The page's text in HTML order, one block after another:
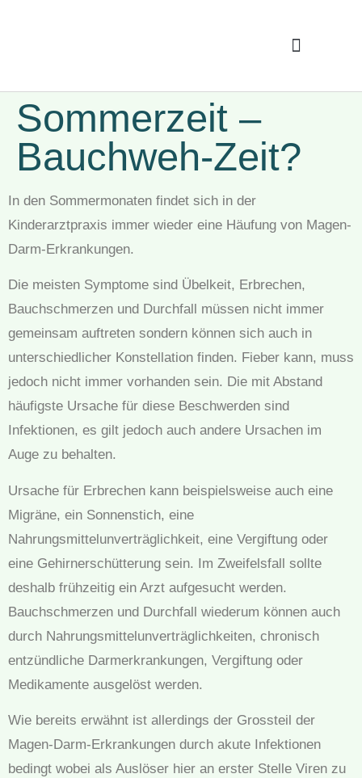
Sommerzeit –
Bauchweh-Zeit?
In den Sommermonaten findet sich in der
Kinderarztpraxis immer wieder eine Häufung von Magen-
Darm-Erkrankungen.
Die meisten Symptome sind Übelkeit, Erbrechen,
Bauchschmerzen und Durchfall müssen nicht immer
gemeinsam auftreten sondern können sich auch in
unterschiedlicher Konstellation finden. Fieber kann, muss
jedoch nicht immer vorhanden sein. Die mit Abstand
häufigste Ursache für diese Beschwerden sind
Infektionen, es gilt jedoch auch andere Ursachen im
Auge zu behalten.
Ursache für Erbrechen kann beispielsweise auch eine
Migräne, ein Sonnenstich, eine
Nahrungsmittelunverträglichkeit, eine Vergiftung oder
eine Gehirnerschütterung sein. Im Zweifelsfall sollte
deshalb frühzeitig ein Arzt aufgesucht werden.
Bauchschmerzen und Durchfall wiederum können auch
durch Nahrungsmittelunverträglichkeiten, chronisch
entzündliche Darmerkrankungen, Vergiftung oder
Medikamente ausgelöst werden.
Wie bereits erwähnt ist allerdings der Grossteil der
Magen-Darm-Erkrankungen durch akute Infektionen
bedingt wobei als Auslöser hier an erster Stelle Viren zu